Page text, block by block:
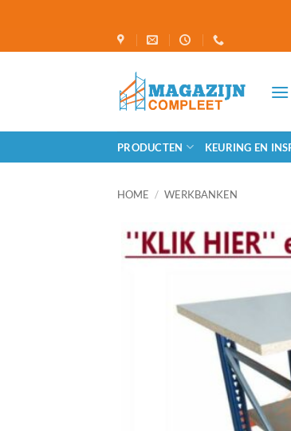
naar
PRODUCTEN KEURING EN
HOME / WERKBANKEN